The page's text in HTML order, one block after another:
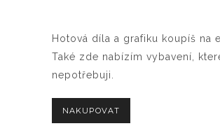
Hotová díla a grafiku koupíš na
Také zde nabízím vybavení,
nepotřebuji.
NAKUPOVAT